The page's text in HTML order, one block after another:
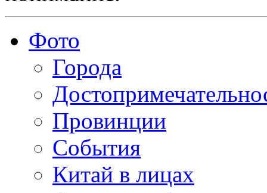
Фото
Города
Провинции
События
Китай в лицах